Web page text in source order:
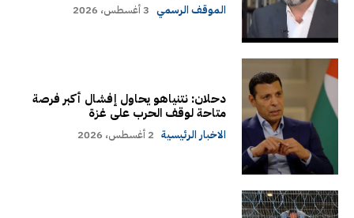
الموقف الرسمي 3 أغسطس، 2026
دحلان: نتنياهو يحاول إفشال أكبر فرصة
متاحة لوقف الحرب على غزة
الاخبار الرئيسية 2 أغسطس، 2026